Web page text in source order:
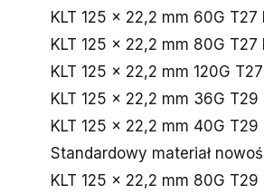
KLT 125 x 22,2 mm 60G
KLT 125 x 22,2 mm 80G
KLT 125 x 22,2 mm 120G
KLT 125 x 22,2 mm 36G
KLT 125 x 22,2 mm 40G
Standardowy materiał
KLT 125 x 22,2 mm 80G